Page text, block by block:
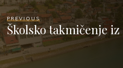
PREVIOUS
Školsko takmičenje